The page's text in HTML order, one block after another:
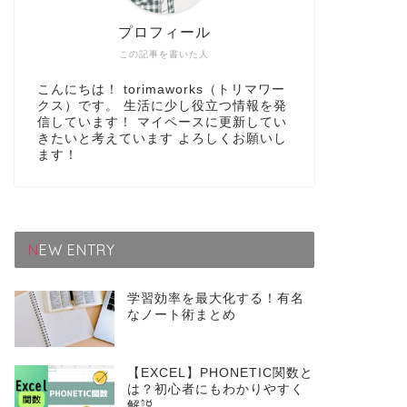
この記事を書いた人
プロフィール
こんにちは！ torimaworks（トリマワー
クス）です。 生活に少し役立つ情報を発
信しています！ マイペースに更新してい
きたいと考えています よろしくお願いし
ます！
NEW ENTRY
学習効率を最大化する！有名
なノート術まとめ
【EXCEL】PHONETIC関数と
は？初心者にもわかりやすく